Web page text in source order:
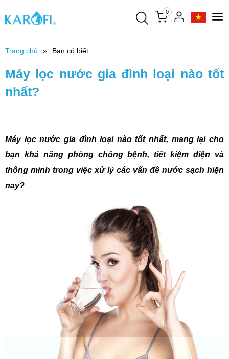
0
Trang chủ Bạn có biết
Máy lọc nước gia đình loại nào tốt
nhất?
Máy lọc nước gia đình loại nào tốt nhất, mang lại cho
bạn khả năng phòng chống bệnh, tiết kiệm điện và
thông minh trong việc xử lý các vấn đề nước sạch hiện
nay?